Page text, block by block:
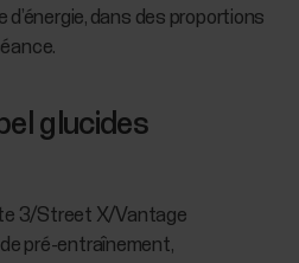
dans des proportions
glucides
3/Street X/Vantage
pré-entraînement,